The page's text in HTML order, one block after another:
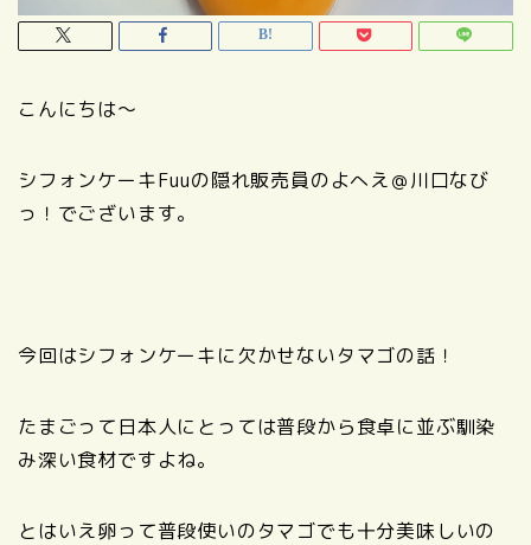
こんにちは～
シフォンケーキFuuの隠れ販売員のよへえ＠川口なび
っ！でございます。
今回はシフォンケーキに欠かせないタマゴの話！
たまごって日本人にとっては普段から食卓に並ぶ馴染
み深い食材ですよね。
とはいえ卵って普段使いのタマゴでも十分美味しいの